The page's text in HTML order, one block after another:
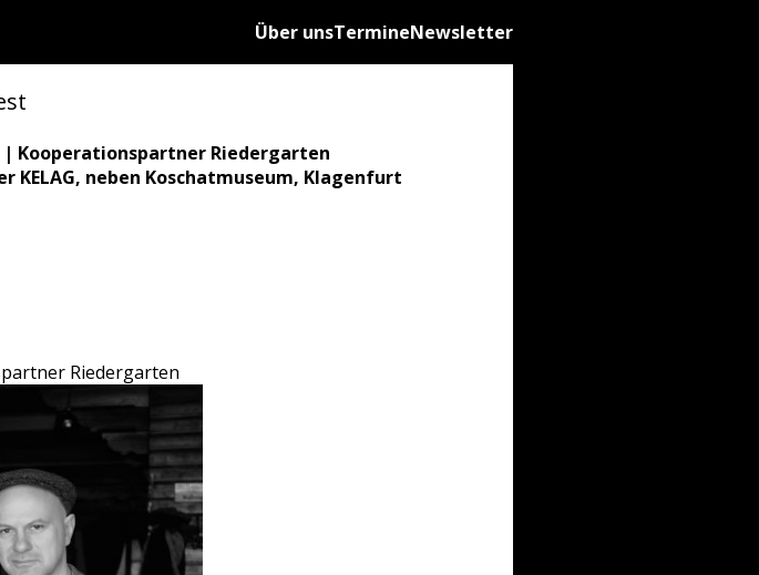
Über unsTermineNewsletter
Kooperationspartner Riedergarten
KELAG, neben Koschatmuseum, Klagenfurt
Riedergarten